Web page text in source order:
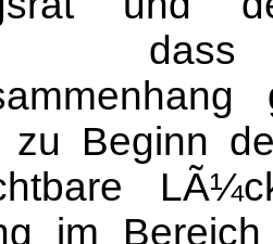
zu Beginn
im